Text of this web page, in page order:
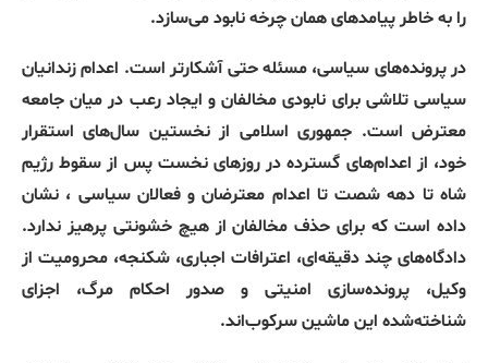
را به خاطر پیامدهای همان چرخه نابود می‌سازد.
در پرونده‌های سیاسی، مسئله حتی آشکارتر است. اعدام زندانیان
سیاسی تلاشی برای نابودی مخالفان و ایجاد رعب در میان جامعه
معترض است. جمهوری اسلامی از نخستین سال‌های استقرار
خود، از اعدام‌های گسترده در روزهای نخست پس از سقوط رژیم
شاه تا دهه شصت تا اعدام معترضان و فعالان سیاسی ، نشان
داده است که برای حذف مخالفان از هیچ خشونتی پرهیز ندارد.
دادگاه‌های چند دقیقه‌ای، اعترافات اجباری، شکنجه، محرومیت از
وکیل، پرونده‌سازی امنیتی و صدور احکام مرگ، اجزای
شناخته‌شده این ماشین سرکوب‌اند.